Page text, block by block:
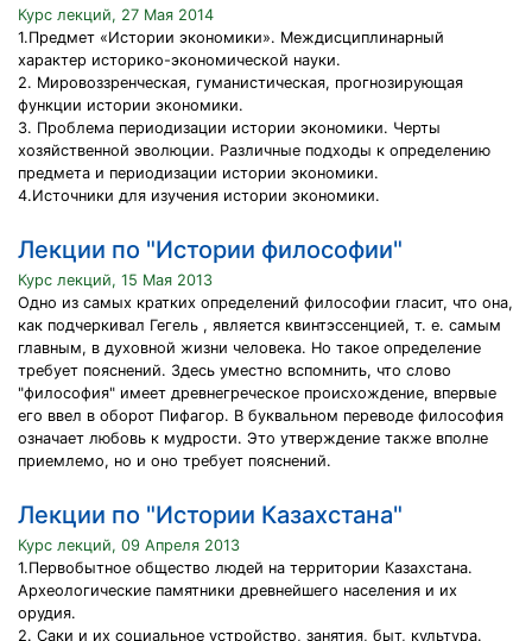
Курс лекций, 27 Мая 2014
1.Предмет «Истории экономики». Междисциплинарный
характер историко-экономической науки.
2. Мировоззренческая, гуманистическая, прогнозирующая
функции истории экономики.
3. Проблема периодизации истории экономики. Черты
хозяйственной эволюции. Различные подходы к определению
предмета и периодизации истории экономики.
4.Источники для изучения истории экономики.
Лекции по "Истории философии"
Курс лекций, 15 Мая 2013
Одно из самых кратких определений философии гласит, что она,
как подчеркивал Гегель , является квинтэссенцией, т. е. самым
главным, в духовной жизни человека. Но такое определение
требует пояснений. Здесь уместно вспомнить, что слово
"философия" имеет древнегреческое происхождение, впервые
его ввел в оборот Пифагор. В буквальном переводе философия
означает любовь к мудрости. Это утверждение также вполне
приемлемо, но и оно требует пояснений.
Лекции по "Истории Казахстана"
Курс лекций, 09 Апреля 2013
1.Первобытное общество людей на территории Казахстана.
Археологические памятники древнейшего населения и их
орудия.
2. Саки и их социальное устройство, занятия, быт, культура.